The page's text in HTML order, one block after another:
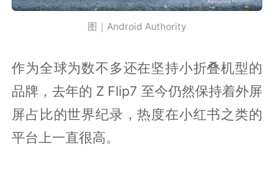
图｜Android Authority
作为全球为数不多还在坚持小折叠机型的
品牌，去年的 Z Flip7 至今仍然保持着外屏
屏占比的世界纪录，热度在小红书之类的
平台上一直很高。